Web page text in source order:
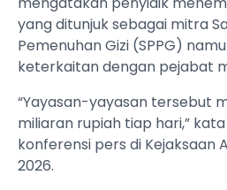
yang ditunjuk sebagai mitra
Pemenuhan Gizi (SPPG)
keterkaitan dengan pejabat
“Yayasan-yayasan tersebut
miliaran rupiah tiap hari,”
konferensi pers di Kejaksaan
2026.